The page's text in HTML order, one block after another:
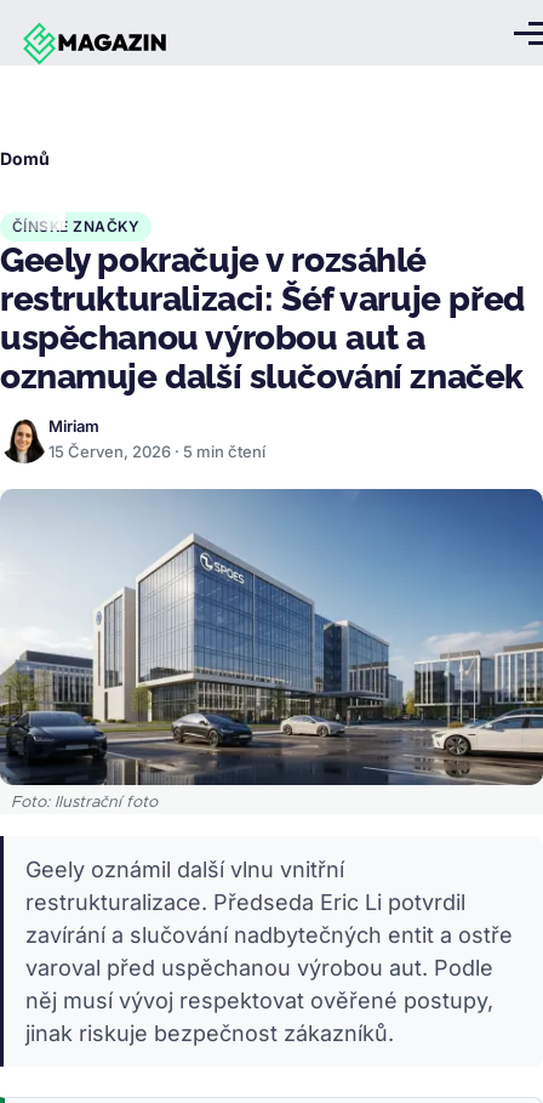
Přejít k hlavnímu obsahu
Domů
ČÍNSKÉ ZNAČKY
Geely pokračuje v rozsáhlé
restrukturalizaci: Šéf varuje před
uspěchanou výrobou aut a
oznamuje další slučování značek
Miriam
15 Červen, 2026 · 5 min čtení
Foto: Ilustrační foto
Geely oznámil další vlnu vnitřní
restrukturalizace. Předseda Eric Li potvrdil
zavírání a slučování nadbytečných entit a ostře
varoval před uspěchanou výrobou aut. Podle
něj musí vývoj respektovat ověřené postupy,
jinak riskuje bezpečnost zákazníků.